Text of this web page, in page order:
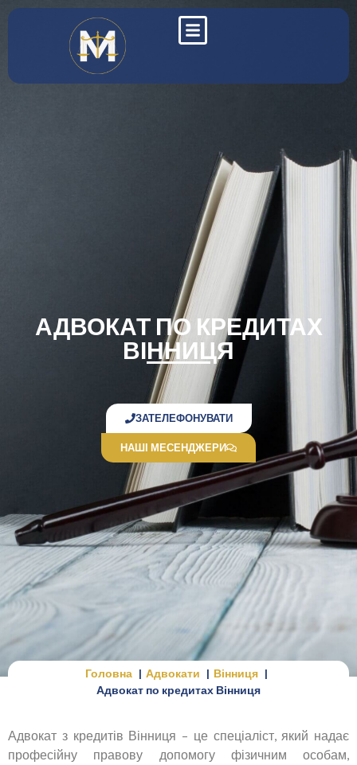
АДВОКАТ ПО КРЕДИТАХ
ВІННИЦЯ
ЗАТЕЛЕФОНУВАТИ
НАШІ МЕСЕНДЖЕРИ
Головна Адвокати
Вінниця
Адвокат по кредитах Вінниця
Адвокат з кредитів Вінниця – це спеціаліст, який надає
професійну правову допомогу фізичним особам,